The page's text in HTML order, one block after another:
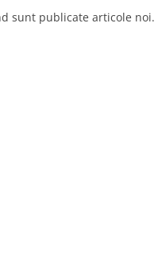
sunt publicate articole noi.